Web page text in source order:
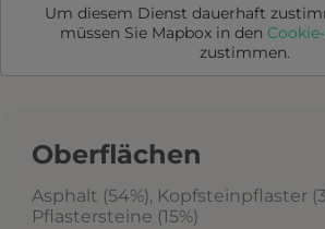
Um diesem Dienst dauerhaft
müssen Sie Mapboxin den
zustimmen.
Oberflächen
Asphalt (54%), Kopfsteinpflaster
Pflastersteine (15%)